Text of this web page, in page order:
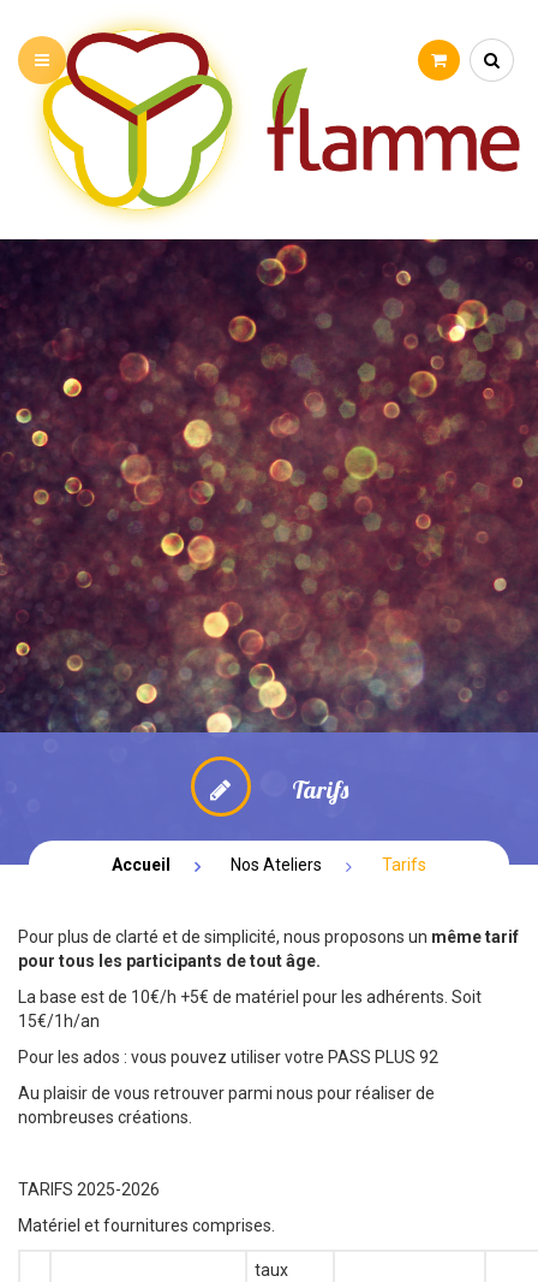
PRÉSENTATION NOS ATELIERS
STAGE VACANCES
NOUVEAUTÉ: PARENTALITE
BOUTIQUE SPECTACLES
Tarifs
Accueil Nos Ateliers Tarifs
Pour plus de clarté et de simplicité, nous proposons un même tarif
pour tous les participants de tout âge.
La base est de 10€/h +5€ de matériel pour les adhérents. Soit
15€/1h/an
Pour les ados : vous pouvez utiliser votre PASS PLUS 92
Au plaisir de vous retrouver parmi nous pour réaliser de
nombreuses créations.
TARIFS 2025-2026
Matériel et fournitures comprises.
taux